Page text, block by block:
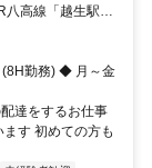
高線「越生駅」
(8H勤務) ◆ 月～金
達をするお仕事
す 初めての方も